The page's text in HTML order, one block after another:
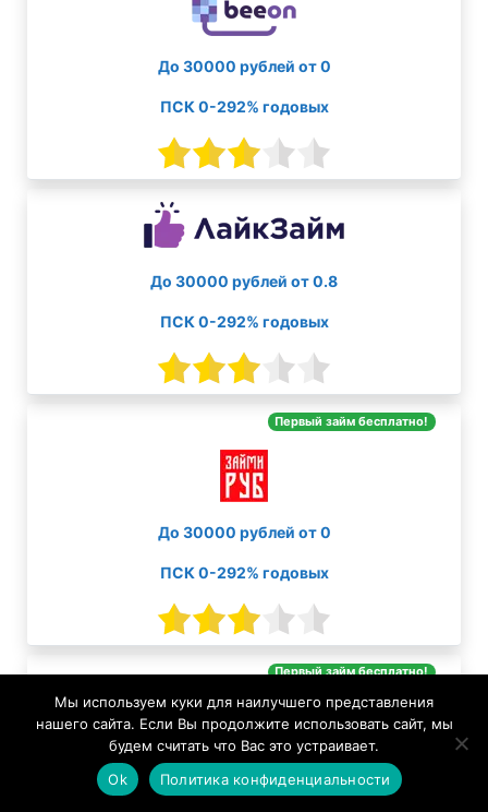
До 30000 рублей от 0
ПСК 0-292% годовых
До 30000 рублей от 0.8
ПСК 0-292% годовых
Первый займ бесплатно!
До 30000 рублей от 0
ПСК 0-292% годовых
Первый займ бесплатно!
До 100000 рублей от 0
Мы используем куки для наилучшего представления
нашего сайта. Если Вы продолжите использовать сайт, мы
будем считать что Вас это устраивает.
Ok
Политика конфиденциальности